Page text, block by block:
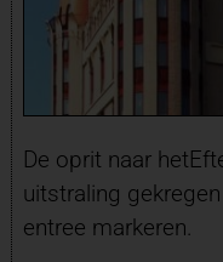
De oprit naar
uitstraling
entree markeren.